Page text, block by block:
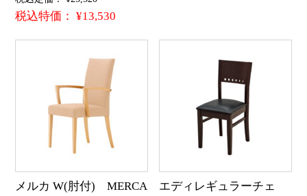
税込特価： ¥13,530
メルカ W(肘付) MERCA
エディレギュラーチェ